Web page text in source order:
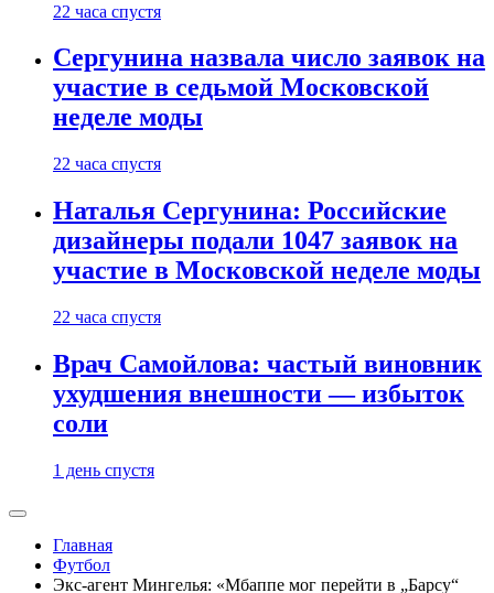
22 часа спустя
Сергунина назвала число заявок на
участие в седьмой Московской
неделе моды
22 часа спустя
Наталья Сергунина: Российские
дизайнеры подали 1047 заявок на
участие в Московской неделе моды
22 часа спустя
Врач Самойлова: частый виновник
ухудшения внешности — избыток
соли
1 день спустя
Главная
Футбол
Экс-агент Мингелья: «Мбаппе мог перейти в „Барсу“